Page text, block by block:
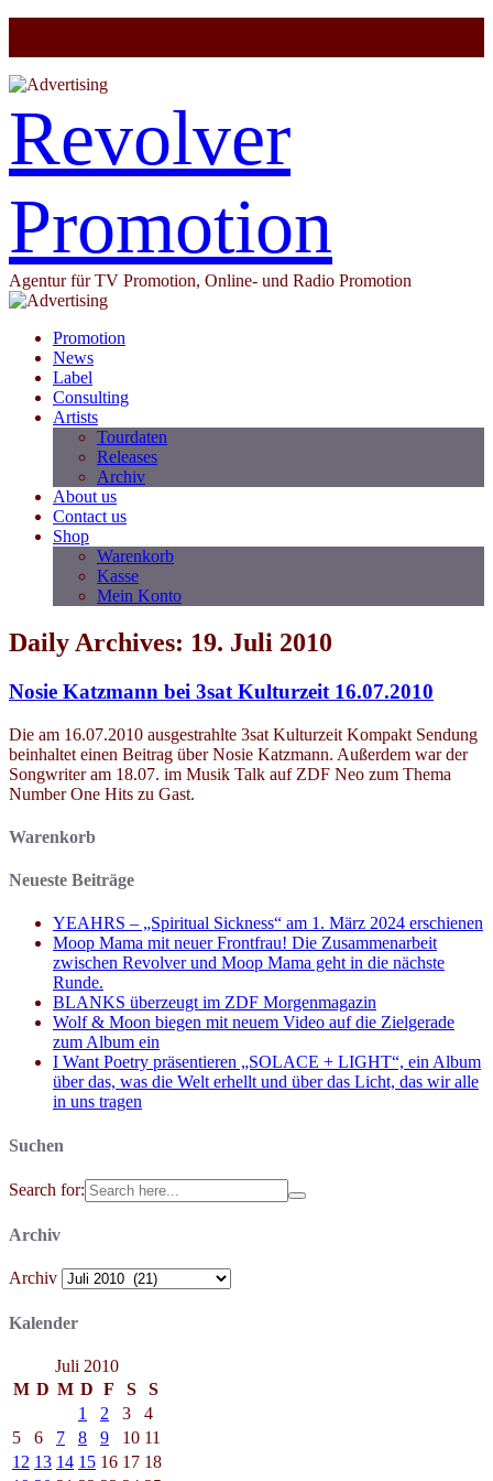
Revolver
Promotion
Agentur für TV Promotion, Online- und Radio Promotion
Promotion
News
Label
Consulting
Artists
Tourdaten
Releases
Archiv
About us
Contact us
Shop
Warenkorb
Kasse
Mein Konto
Daily Archives: 19. Juli 2010
Nosie Katzmann bei 3sat Kulturzeit 16.07.2010
Die am 16.07.2010 ausgestrahlte 3sat Kulturzeit Kompakt Sendung
beinhaltet einen Beitrag über Nosie Katzmann. Außerdem war der
Songwriter am 18.07. im Musik Talk auf ZDF Neo zum Thema
Number One Hits zu Gast.
Warenkorb
Neueste Beiträge
YEAHRS – „Spiritual Sickness“ am 1. März 2024 erschienen
Moop Mama mit neuer Frontfrau! Die Zusammenarbeit
zwischen Revolver und Moop Mama geht in die nächste
Runde.
BLANKS überzeugt im ZDF Morgenmagazin
Wolf & Moon biegen mit neuem Video auf die Zielgerade
zum Album ein
I Want Poetry präsentieren „SOLACE + LIGHT“, ein Album
über das, was die Welt erhellt und über das Licht, das wir alle
in uns tragen
Suchen
Search for:
Archiv
Archiv
Kalender
Juli 2010
M D M D F S
S
1
2 3
4
5
6 7 8 9 10 11
12 13 14 15 16 17 18